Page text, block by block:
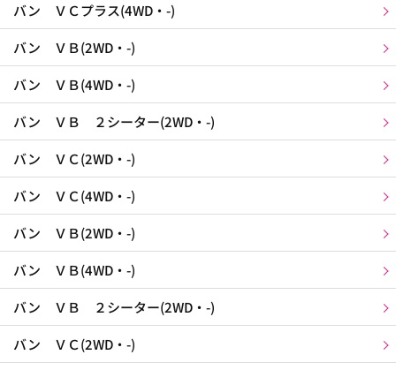
バン ＶＣプラス(4WD・-)
バン ＶＢ(2WD・-)
バン ＶＢ(4WD・-)
バン ＶＢ ２シーター(2WD・-)
バン ＶＣ(2WD・-)
バン ＶＣ(4WD・-)
バン ＶＢ(2WD・-)
バン ＶＢ(4WD・-)
バン ＶＢ ２シーター(2WD・-)
バン ＶＣ(2WD・-)